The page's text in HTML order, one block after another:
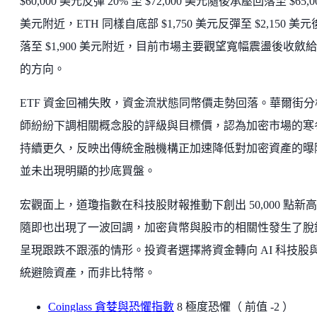
美元附近，ETH 同樣自底部 $1,750 美元反彈至 $2,150 美元
落至 $1,900 美元附近，目前市場主要觀望寬幅震盪後收斂
的方向。
ETF 資金回補失敗，資金流狀態同幣價走勢回落。華爾街分
師紛紛下調相關概念股的評級與目標價，認為加密市場的寒
持續更久，反映出傳統金融機構正加速降低對加密資產的曝
並未出現明顯的抄底買盤。
宏觀面上，道瓊指數在科技股財報推動下創出 50,000 點新
隨即也出現了一波回調，加密貨幣與股市的相關性發生了脫
呈現跟跌不跟漲的情形。投資者選擇將資金轉向 AI 科技股
統避險資產，而非比特幣。
Coinglass 貪婪與恐懼指數 8 極度恐懼（ 前值 -2 ）